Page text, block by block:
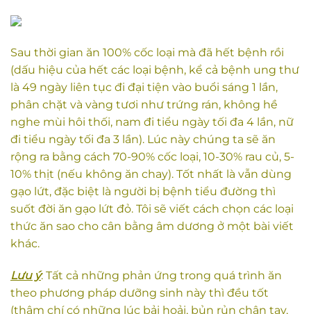
Sau thời gian ăn 100% cốc loại mà đã hết bệnh rồi
(dấu hiệu của hết các loại bệnh, kể cả bệnh ung thư
là 49 ngày liên tục đi đại tiện vào buổi sáng 1 lần,
phân chặt và vàng tươi như trứng rán, không hề
nghe mùi hôi thối, nam đi tiểu ngày tối đa 4 lần, nữ
đi tiểu ngày tối đa 3 lần). Lúc này chúng ta sẽ ăn
rộng ra bằng cách 70-90% cốc loại, 10-30% rau củ, 5-
10% thịt (nếu không ăn chay). Tốt nhất là vẫn dùng
gạo lứt, đặc biệt là người bị bệnh tiểu đường thì
suốt đời ăn gạo lứt đỏ. Tôi sẽ viết cách chọn các loại
thức ăn sao cho cân bằng âm dương ở một bài viết
khác.
Lưu ý: Tất cả những phản ứng trong quá trình ăn
theo phương pháp dưỡng sinh này thì đều tốt
(thậm chí có những lúc bải hoải, bủn rủn chân tay,